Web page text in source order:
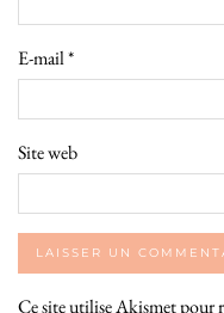
E-mail*
Site web
Ce site utilise Akismet pour